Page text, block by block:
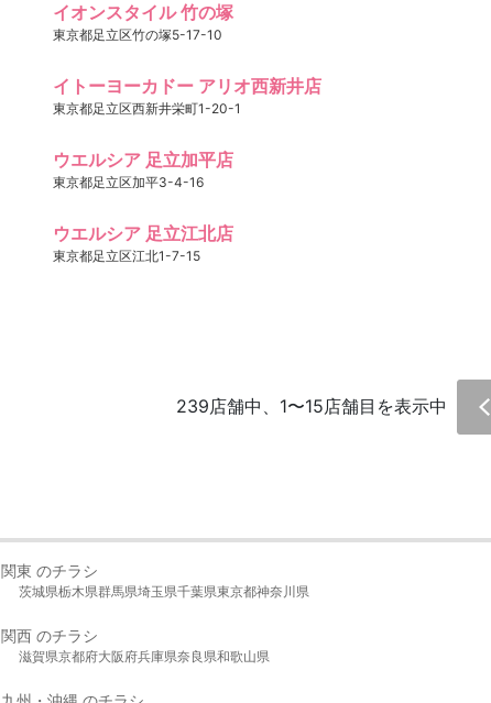
イオンスタイル 竹の塚
東京都足立区竹の塚5-17-10
イトーヨーカドー アリオ西新井店
東京都足立区西新井栄町1-20-1
ウエルシア 足立加平店
東京都足立区加平3-4-16
ウエルシア 足立江北店
東京都足立区江北1-7-15
239店舗中、1〜15店舗目を表示中
関東 のチラシ
茨城県栃木県群馬県埼玉県千葉県東京都神奈川県
関西 のチラシ
滋賀県京都府大阪府兵庫県奈良県和歌山県